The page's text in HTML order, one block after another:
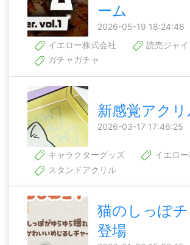
ーム
2026-05-19 18:24:46
イエロー株式会社
読売ジャ
ガチャガチャ
新感覚アク
2026-03-17 17:46:25
キャラクターグッズ
イエロ
スタンドアクリル
猫のしっぽ
登場